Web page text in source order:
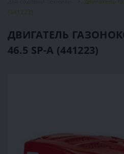
(441223)
ДВИГАТЕЛЬ
46.5 SP-A (441223)